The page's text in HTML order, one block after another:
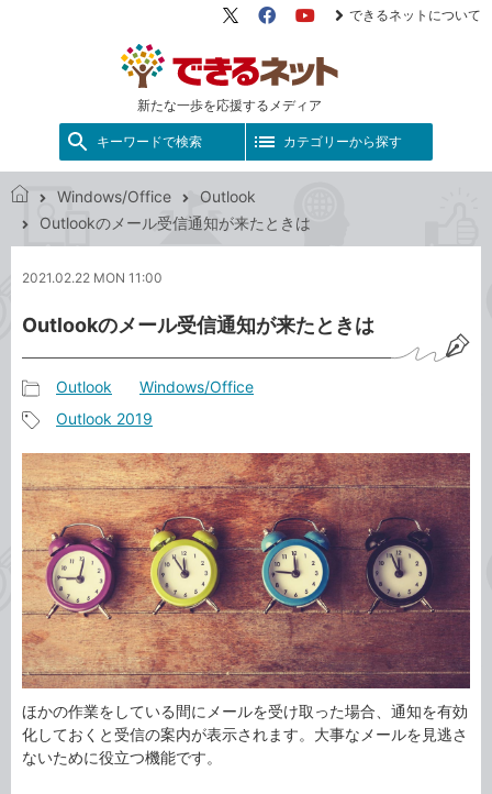
新たな一歩を応援するメディア
X（旧
FacebookYouTube
できるネットについて
キーワードで検索 カテゴリーから探す
で
ネ
ト
Windows/Office
Outlook
Outlookのメール受信通知が来たときは
2021.02.22 MON 11:00
Outlookのメール受信通知が来たときは
事
カ
テ
ゴ
リ
Outlook Windows/Office
事
タ
グ
Outlook 2019
ほかの作業をしている間にメールを受け取った場合、通知を有効
化しておくと受信の案内が表示されます。大事なメールを見逃さ
ないために役立つ機能です。